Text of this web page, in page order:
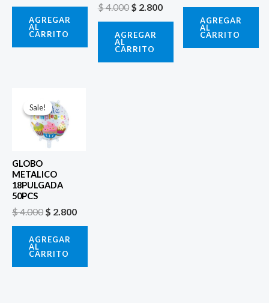
AGREGAR
AL
CARRITO
$4.000 $ 2.800
AGREGAR
AL
CARRITO
AGREGAR
AL
CARRITO
Sale!
Sale!
GLOBO
METALICO
18PULGADA
50PCS
$4.000
precio
original
era:
$ 4.000.
$ 2.800
AGREGAR
AL
CARRITO